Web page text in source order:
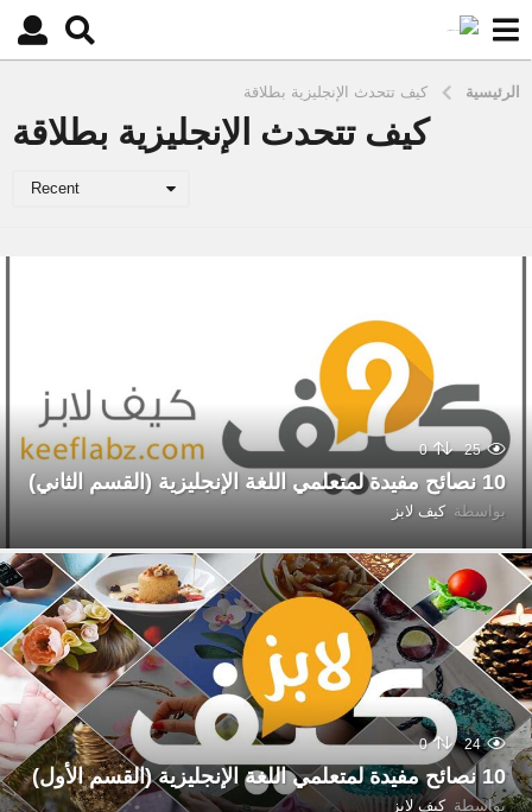
الرئيسية كيف تتحدث الإنجليزية بطلاقة
كيف تتحدث الإنجليزية بطلاقة
Recent
25
0
10 نصائح مفيدة لمتعلمي اللغة الإنجليزية (القسم الثاني)
بواسطة كيف لابز
24
0
10 نصائح مفيدة لمتعلمي اللغة الإنجليزية (القسم الأول)
بواسطة كيف لابز